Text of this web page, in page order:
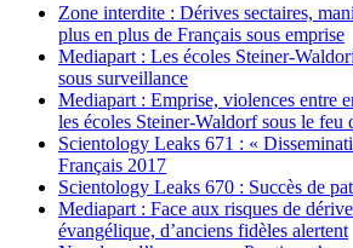
Zone interdite : Dérives sectaires,
plus en plus de Français sous emprise
Mediapart : Les écoles Steiner-
sous surveillance
Mediapart : Emprise, violences entre
les écoles Steiner-Waldorf sous le feu
Scientology Leaks 671 : «
Français 2017
Scientology Leaks 670 : Succès de
Mediapart : Face aux risques de
évangélique, d’anciens fidèles alertent